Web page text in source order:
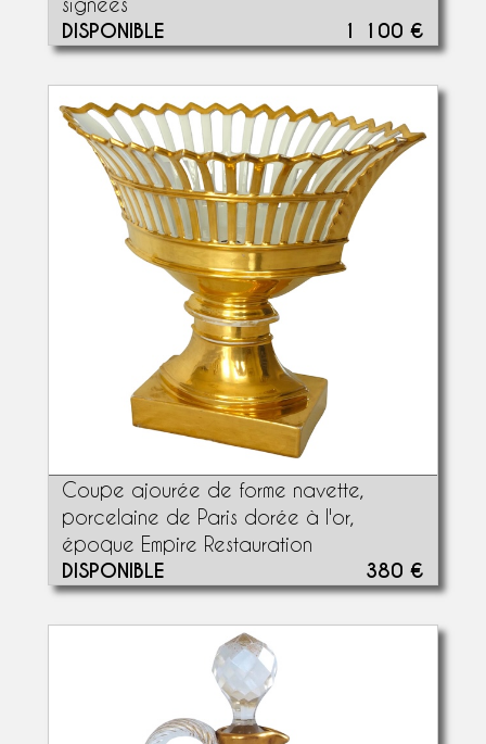
DISPONIBLE 1 100 €
Coupe ajourée de forme navette,
porcelaine de Paris dorée à l'or,
époque Empire Restauration
DISPONIBLE 380 €